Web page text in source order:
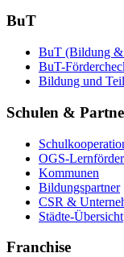
BuT
BuT (Bildung &
BuT-
Bildung und
Schulen &
OGS-
Kommunen
Bildungspartner
CSR &
Städte-Übersicht
Franchise